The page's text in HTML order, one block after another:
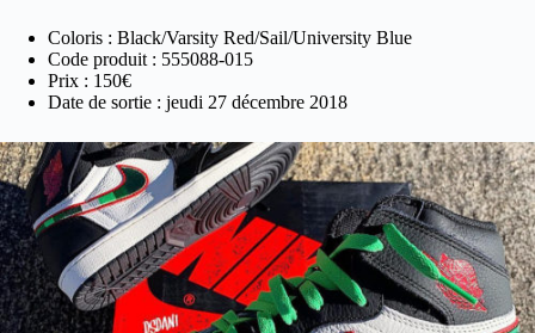
Coloris : Black/Varsity Red/Sail/University Blue
Code produit : 555088-015
Prix : 150€
Date de sortie : jeudi 27 décembre 2018